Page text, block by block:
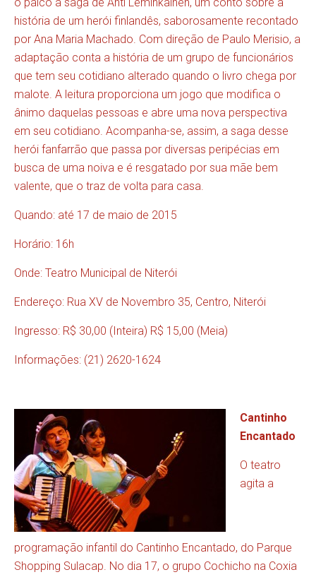
o palco a saga de Ahti Leminkainen, um conto sobre a
história de um herói finlandês, saborosamente recontado
por Ana Maria Machado. Com direção de Paulo Merisio, a
adaptação conta a história de um grupo de funcionários
que tem seu cotidiano alterado quando o livro chega por
malote. A leitura proporciona um jogo que modifica o
ânimo daquelas pessoas e abre uma nova perspectiva
em seu cotidiano. Acompanha-se, assim, a saga desse
herói fanfarrão que passa por diversas peripécias em
busca de uma noiva e é resgatado por sua mãe bem
valente, que o traz de volta para casa.
Quando: até 17 de maio de 2015
Horário: 16h
Onde: Teatro Municipal de Niterói
Endereço: Rua XV de Novembro 35, Centro, Niterói
Ingresso: R$ 30,00 (Inteira) R$ 15,00 (Meia)
Informações: (21) 2620-1624
Cantinho
Encantado
O teatro
agita a
programação infantil do Cantinho Encantado, do Parque
Shopping Sulacap. No dia 17, o grupo Cochicho na Coxia